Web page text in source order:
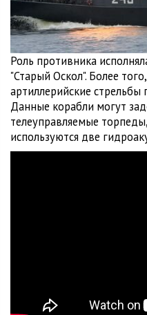
Роль противника
"Старый Оскол". Более
артиллерийские
Данные корабли могут
телеуправляемые
используются две